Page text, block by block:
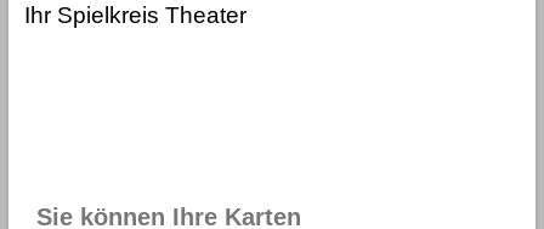
Ihr Spielkreis Theater
Sie können Ihre Karten